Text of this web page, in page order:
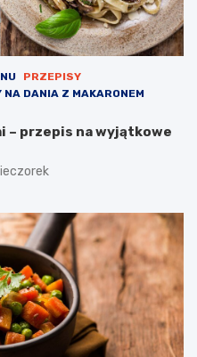
PRZEPISY
NA DANIA Z MAKARONEM
– przepis na wyjątkowe